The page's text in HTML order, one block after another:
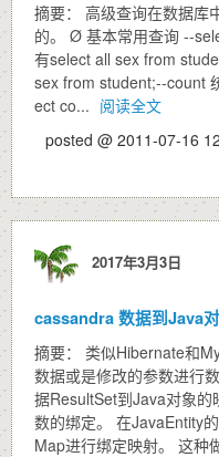
摘要： 高级查询在数据库
的。 Ø 基本常用查询 --
有select all sex from
sex from student;--count
ect co... 阅读全文
posted @ 2011-07-16
2017年3月3日
cassandra 数据到Java
摘要： 类似Hibernate和
数据或是修改的参数进行
据ResultSet到Java对象
数的绑定。 在JavaEntity
Map进行绑定映射。 这种